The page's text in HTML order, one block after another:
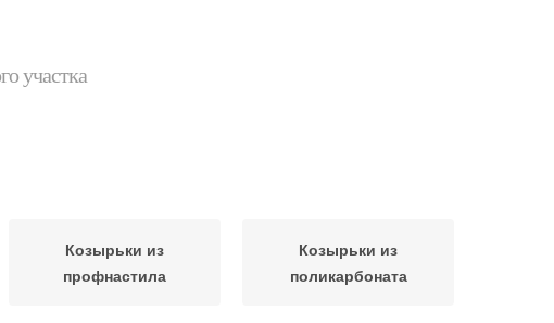
участка
Козырьки из
профнастила
Козырьки из
поликарбоната